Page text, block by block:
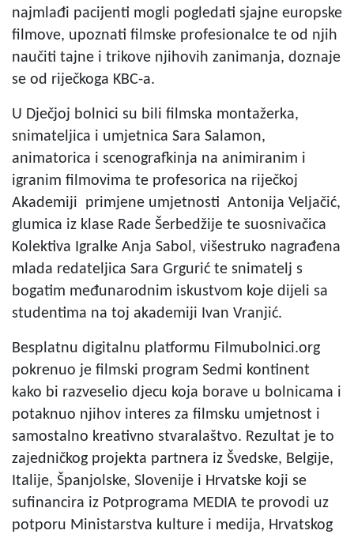
najmlađi pacijenti mogli pogledati sjajne europske
filmove, upoznati filmske profesionalce te od njih
naučiti tajne i trikove njihovih zanimanja, doznaje
se od riječkoga KBC-a.
U Dječjoj bolnici su bili filmska montažerka,
snimateljica i umjetnica Sara Salamon,
animatorica i scenografkinja na animiranim i
igranim filmovima te profesorica na riječkoj
Akademiji primjene umjetnosti Antonija Veljačić,
glumica iz klase Rade Šerbedžije te suosnivačica
Kolektiva Igralke Anja Sabol, višestruko nagrađena
mlada redateljica Sara Grgurić te snimatelj s
bogatim međunarodnim iskustvom koje dijeli sa
studentima na toj akademiji Ivan Vranjić.
Besplatnu digitalnu platformu Filmubolnici.org
pokrenuo je filmski program Sedmi kontinent
kako bi razveselio djecu koja borave u bolnicama i
potaknuo njihov interes za filmsku umjetnost i
samostalno kreativno stvaralaštvo. Rezultat je to
zajedničkog projekta partnera iz Švedske, Belgije,
Italije, Španjolske, Slovenije i Hrvatske koji se
sufinancira iz Potprograma MEDIA te provodi uz
potporu Ministarstva kulture i medija, Hrvatskog